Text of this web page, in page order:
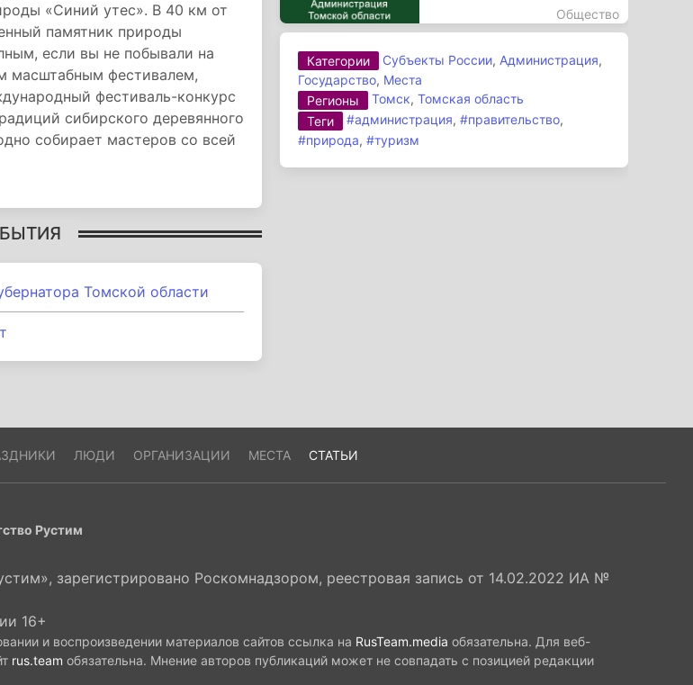
«Синий утес». В 40 км от
памятник природы
если вы не побывали на
масштабным фестивалем,
фестиваль-конкурс
сибирского деревянного
собирает мастеров со всей
Томской области
Общество
Категории Субъекты России, Администрация,
Государство, Места
Регионы
Томск,Томская область
Теги
#администрация,#правительство,
#природа,#туризм
ЛЮДИ ОРГАНИЗАЦИИ МЕСТА СТАТЬИ
Рустим
зарегистрировано Роскомнадзором, реестровая запись от 14.02.2022 ИА №
16+
и воспроизведении материалов сайтов ссылка на RusTeam.media обязательна. Для веб-
rus.team обязательна. Мнение авторов публикаций может не совпадать с позицией редакции